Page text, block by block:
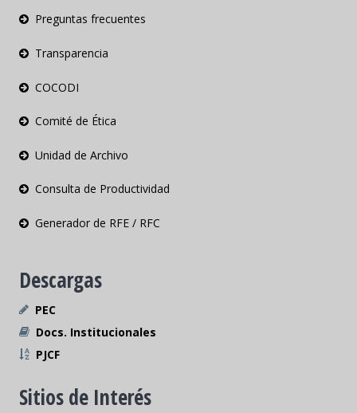
Preguntas frecuentes
Transparencia
COCODI
Comité de Ética
Unidad de Archivo
Consulta de Productividad
Generador de RFE / RFC
Descargas
PEC
Docs. Institucionales
PJCF
Sitios de Interés